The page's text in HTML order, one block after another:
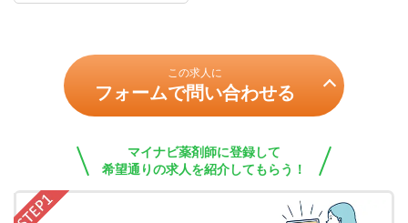
この求人に
フォームで問い合わせる
マイナビ薬剤師に登録して
希望通りの求人を紹介してもらう！